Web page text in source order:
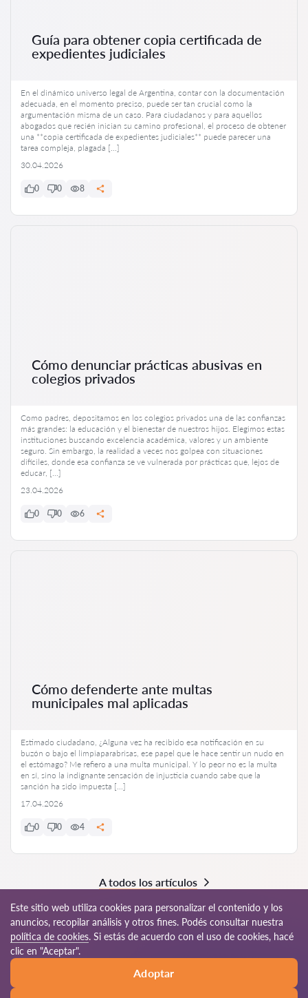
Guía para obtener copia certificada de
expedientes judiciales
En el dinámico universo legal de Argentina, contar con la documentación
adecuada, en el momento preciso, puede ser tan crucial como la
argumentación misma de un caso. Para ciudadanos y para aquellos
abogados que recién inician su camino profesional, el proceso de obtener
una **copia certificada de expedientes judiciales** puede parecer una
tarea compleja, plagada […]
30.04.2026
0 0 8
Cómo denunciar prácticas abusivas en
colegios privados
Como padres, depositamos en los colegios privados una de las confianzas
más grandes: la educación y el bienestar de nuestros hijos. Elegimos estas
instituciones buscando excelencia académica, valores y un ambiente
seguro. Sin embargo, la realidad a veces nos golpea con situaciones
difíciles, donde esa confianza se ve vulnerada por prácticas que, lejos de
educar, […]
23.04.2026
0 0 6
Cómo defenderte ante multas
municipales mal aplicadas
Estimado ciudadano, ¿Alguna vez ha recibido esa notificación en su
buzón o bajo el limpiaparabrisas, ese papel que le hace sentir un nudo en
el estómago? Me refiero a una multa municipal. Y lo peor no es la multa
en sí, sino la indignante sensación de injusticia cuando sabe que la
sanción ha sido impuesta […]
17.04.2026
0 0 4
A todos los artículos
Mapa del sitio
Este sitio web utiliza cookies para personalizar el contenido y los
anuncios, recopilar análisis y otros fines. Podés consultar nuestra
política de cookies. Si estás de acuerdo con el uso de cookies, hacé
clic en "Aceptar".
Adoptar